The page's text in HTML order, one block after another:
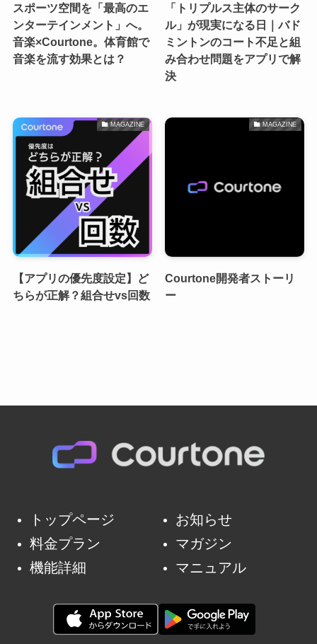
スポーツ空間を「最高のエ
ンターテインメント」へ。
音楽×Courtone。体育館で
音楽を流す効果とは？
「トリプルス主体のサーク
ル」が現実になる日｜バド
ミントンのコート不足と組
み合わせ問題をアプリで解
決
MAGAZINE
【アプリの優先度設定】ど
ちらが正解？組合せvs回数
MAGAZINE
Courtone開発者ストーリ
ー
トップページ
料金プラン
機能詳細
お知らせ
マガジン
マニュアル